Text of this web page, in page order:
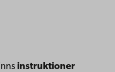
instruktioner